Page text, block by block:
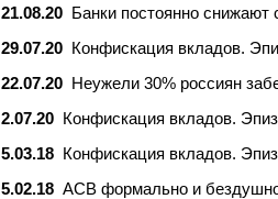
21.08.20
Банки постоянно снижают
29.07.20
Конфискация вкладов.
22.07.20
Неужели 30% россиян
2.07.20
Конфискация вкладов.
5.03.18
Конфискация вкладов.
5.02.18 АСВ формально и бездушно